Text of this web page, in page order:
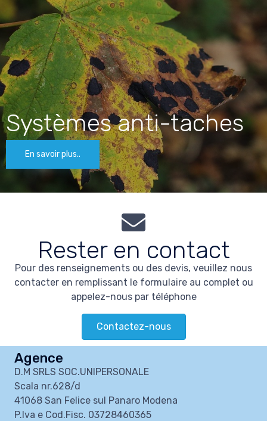
Systèmes anti-taches
En savoir plus..
Rester en contact
Pour des renseignements ou des devis, veuillez nous
contacter en remplissant le formulaire au complet ou
appelez-nous par téléphone
Contactez-nous
Agence
D.M SRLS SOC.UNIPERSONALE
Scala nr.628/d
41068 San Felice sul Panaro Modena
P.Iva e Cod.Fisc. 03728460365